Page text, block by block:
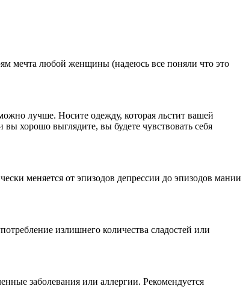
мечта любой женщины (надеюсь все поняли что это
лучше. Носите одежду, которая льстит вашей
хорошо выглядите, вы будете чувствовать себя
меняется от эпизодов депрессии до эпизодов мании
излишнего количества сладостей или
заболевания или аллергии. Рекомендуется